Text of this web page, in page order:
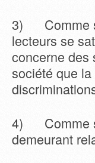
3) Comme
lecteurs se
concerne des
société que
4) Comme
demeurant